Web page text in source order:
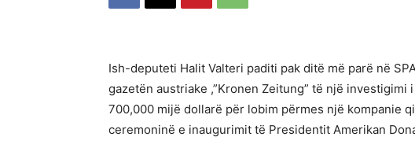
Ish-deputeti Halit Valteri paditi pak ditë më parë në
gazetën austriake ,”Kronen Zeitung” të një
700,000 mijë dollarë për lobim përmes një kompanie
ceremoninë e inaugurimit të Presidentit Amerikan